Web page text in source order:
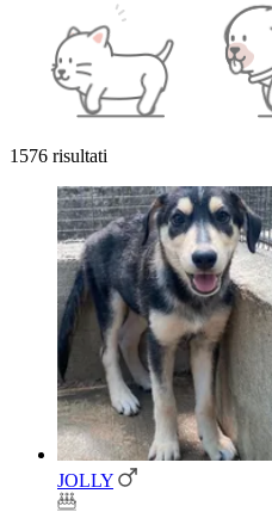
1576 risultati
JOLLY